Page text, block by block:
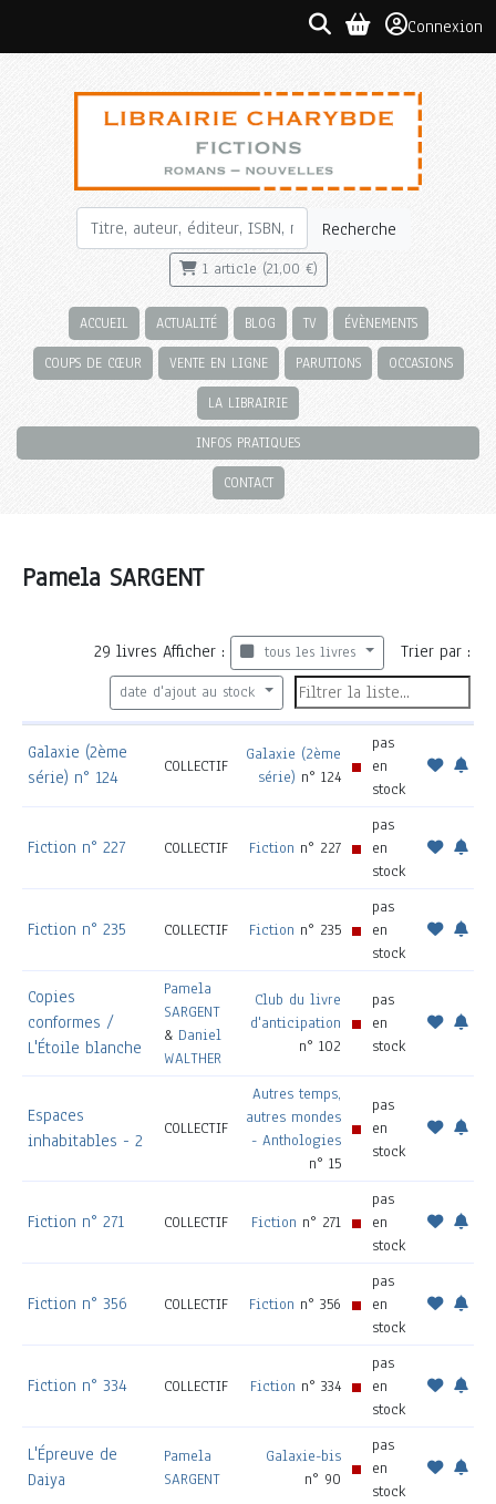
Connexion
Recherche
1 article (21,00 €)
ACCUEIL ACTUALITÉ BLOG TV ÉVÈNEMENTS
COUPS DE CŒUR VENTE EN LIGNE PARUTIONS OCCASIONS
LA LIBRAIRIE
INFOS PRATIQUES
CONTACT
Pamela SARGENT
29 livresAfficher : tous les livres Trier par :
date d'ajout au stock
Galaxie (2ème
série) n° 124
COLLECTIF
Galaxie (2ème
série) n° 124
pas
en
stock
Fiction n° 227 COLLECTIF Fiction n° 227
pas
en
stock
Fiction n° 235 COLLECTIF Fiction n° 235
pas
en
stock
Copies
conformes /
L'Étoile blanche
Pamela
SARGENT
& Daniel
WALTHER
Club du livre
d'anticipation
n° 102
pas
en
stock
Espaces
inhabitables - 2
COLLECTIF
Autres temps,
autres mondes
- Anthologies
n° 15
pas
en
stock
Fiction n° 271 COLLECTIF Fiction n° 271
pas
en
stock
Fiction n° 356 COLLECTIF Fiction n° 356
pas
en
stock
Fiction n° 334 COLLECTIF Fiction n° 334
pas
en
stock
L'Épreuve de
Daiya
Pamela
SARGENT
Galaxie-bis
n° 90
pas
en
stock